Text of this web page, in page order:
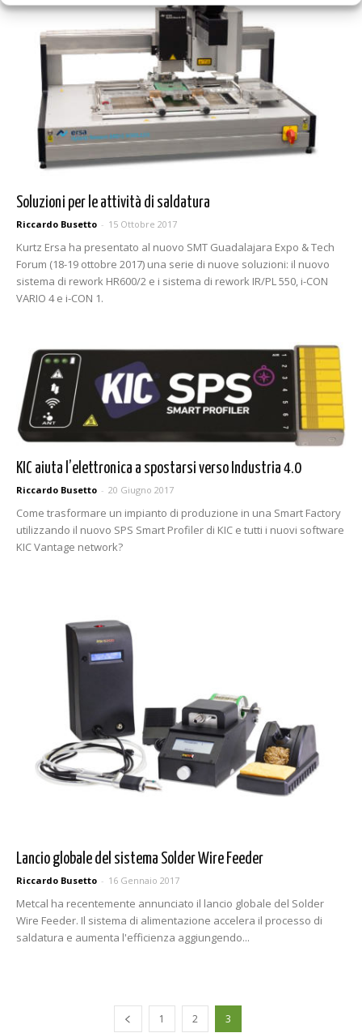
Soluzioni per le attività di saldatura
Riccardo Busetto - 15 Ottobre 2017
Kurtz Ersa ha presentato al nuovo SMT Guadalajara Expo & Tech
Forum (18-19 ottobre 2017) una serie di nuove soluzioni: il nuovo
sistema di rework HR600/2 e i sistema di rework IR/PL 550, i-CON
VARIO 4 e i-CON 1.
KIC aiuta l’elettronica a spostarsi verso Industria 4.0
Riccardo Busetto - 20 Giugno 2017
Come trasformare un impianto di produzione in una Smart Factory
utilizzando il nuovo SPS Smart Profiler di KIC e tutti i nuovi software
KIC Vantage network?
Lancio globale del sistema Solder Wire Feeder
Riccardo Busetto - 16 Gennaio 2017
Metcal ha recentemente annunciato il lancio globale del Solder
Wire Feeder. Il sistema di alimentazione accelera il processo di
saldatura e aumenta l'efficienza aggiungendo...
1 2 3